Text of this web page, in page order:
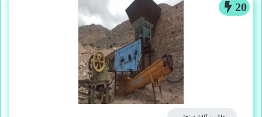
20